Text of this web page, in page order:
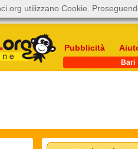
Pubblicità
Bari
utilizzano Cookie.